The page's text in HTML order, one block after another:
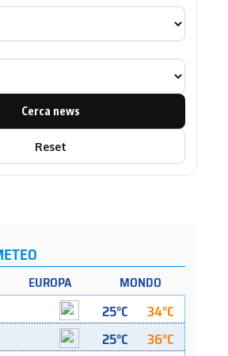
Cerca news
Reset